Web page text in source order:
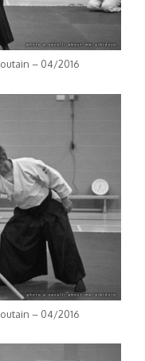
– 04/2016
– 04/2016